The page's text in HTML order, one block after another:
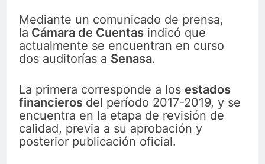
Mediante un comunicado de prensa,
la Cámara de Cuentas indicó que
actualmente se encuentran en curso
dos auditorías a Senasa.
La primera corresponde a los estados
financieros del período 2017-2019, y se
encuentra en la etapa de revisión de
calidad, previa a su aprobación y
posterior publicación oficial.